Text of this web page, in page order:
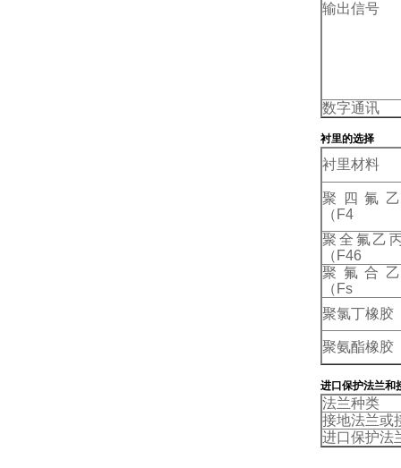
输出信号
数字通讯
衬里的选择
衬里材料
聚四氟
（ F4
聚全氟乙
（ F46
聚氟合
（ Fs
聚氯丁橡胶
聚氨酯橡胶
进口保护法兰和
法兰种类
接地法兰或
进口保护法